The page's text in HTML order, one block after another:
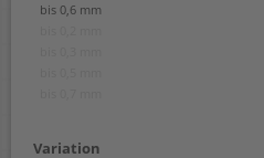
bis 0,6 mm
Variation